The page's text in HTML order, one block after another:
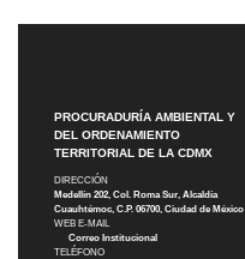
PROCURADURÍA AMBIENTAL Y
DEL ORDENAMIENTO
TERRITORIAL DE LA CDMX
DIRECCIÓN
Medellín 202, Col. Roma Sur, Alcaldía
Cuauhtémoc, C.P. 06700, Ciudad de México
WEB E-MAIL
Correo Institucional
TELÉFONO